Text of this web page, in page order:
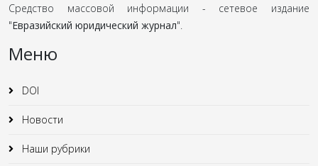
Средство массовой информации - сетевое издание
"Евразийский юридический журнал".
Меню
DOI
Новости
Наши рубрики